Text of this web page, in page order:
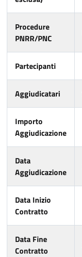
Procedure
PNRR/PNC
Partecipanti
Aggiudicatari
Importo
Aggiudicazione
Data
Aggiudicazione
Data Inizio
Contratto
Data Fine
Contratto